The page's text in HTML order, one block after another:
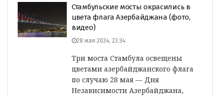
Стамбульские мосты окрасились в
цвета флага Азербайджана (фото,
видео)
28 мая 2024, 23:34
Три моста Стамбула освещены
цветами азербайджанского флага
по случаю 28 мая — Дня
Независимости Азербайджана,